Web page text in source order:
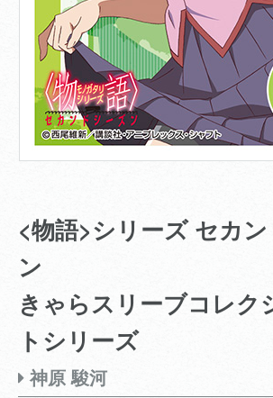
<物語>シリーズ セカ
ン
きゃらスリーブコレク
トシリーズ
神原 駿河